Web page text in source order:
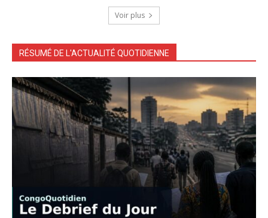
Voir plus
RÉSUMÉ DE L'ACTUALITÉ QUOTIDIENNE